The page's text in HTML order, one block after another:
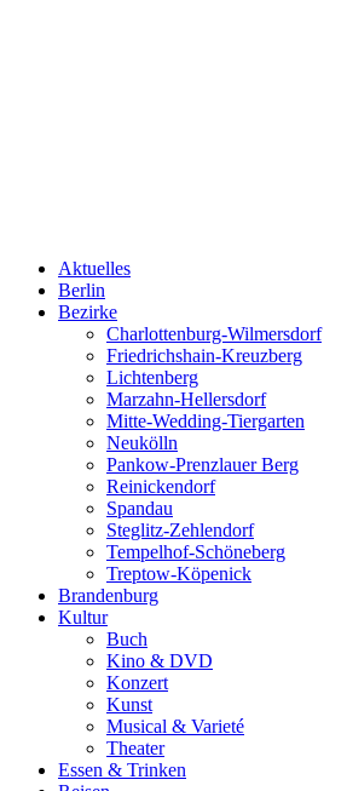
Aktuelles
Berlin
Bezirke
Charlottenburg-Wilmersdorf
Friedrichshain-Kreuzberg
Lichtenberg
Marzahn-Hellersdorf
Mitte-Wedding-Tiergarten
Neukölln
Pankow-Prenzlauer Berg
Reinickendorf
Spandau
Steglitz-Zehlendorf
Tempelhof-Schöneberg
Treptow-Köpenick
Brandenburg
Kultur
Buch
Kino & DVD
Konzert
Kunst
Musical & Varieté
Theater
Essen & Trinken